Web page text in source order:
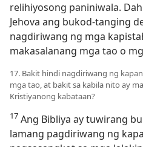
relihiyosong paniniwala.
Jehova ang bukod-tanging
nagdiriwang ng mga
makasalanang mga tao o
17. Bakit hindi nagdiriwang ng
mga tao, at bakit sa kabila nito ay
Kristiyanong kabataan?
17 Ang Bibliya ay tuwirang
lamang pagdiriwang ng